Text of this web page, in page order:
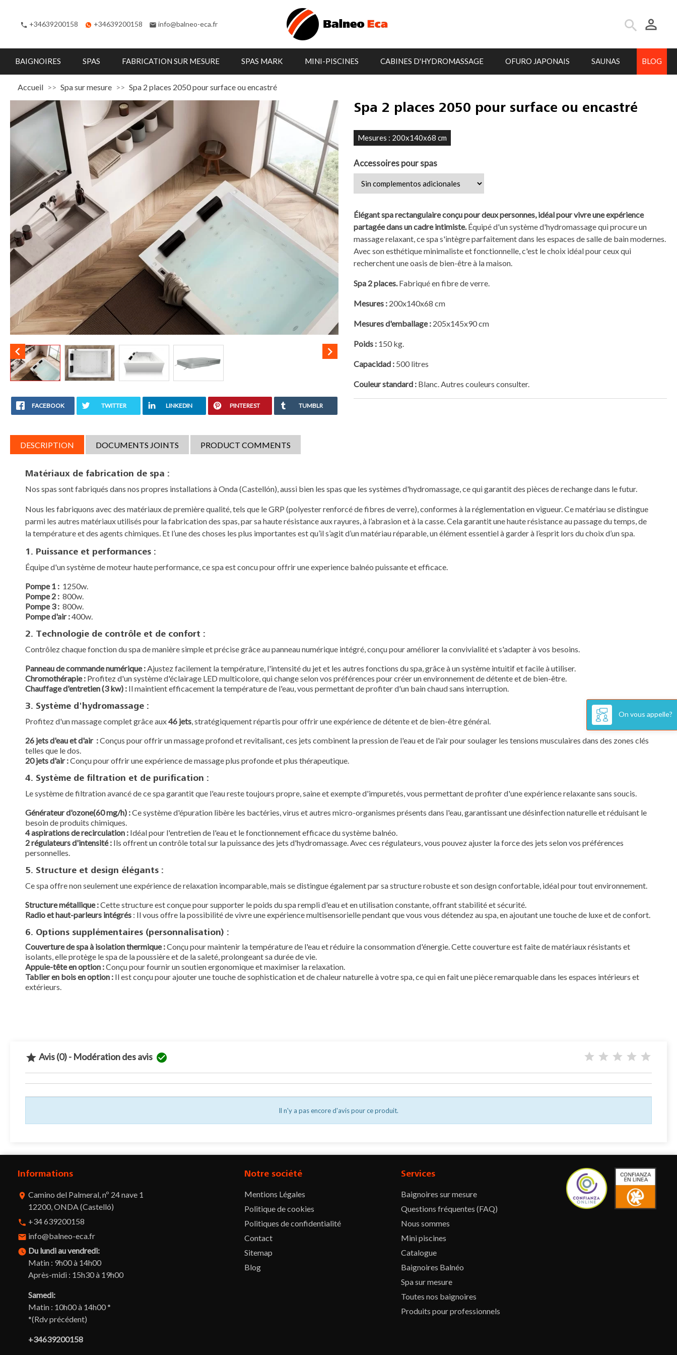
phone +34639200158 +34639200158 email info@balneo-eca.fr person_outline
search
BAIGNOIRES SPAS FABRICATION SUR MESURE SPAS MARK MINI-PISCINES CABINES D'HYDROMASSAGE OFURO JAPONAIS SAUNAS BLOG
Accueil Spa sur mesure Spa 2 places 2050 pour surface ou encastré
 
FACEBOOK TWITTER LINKEDIN PINTEREST TUMBLR
Spa 2 places 2050 pour surface ou encastré
Mesures : 200x140x68 cm
Accessoires pour spas
Élégant spa rectangulaire conçu pour deux personnes, idéal pour vivre une expérience
partagée dans un cadre intimiste.Équipé d'un système d'hydromassage qui procure un
massage relaxant, ce spa s'intègre parfaitement dans les espaces de salle de bain modernes.
Avec son esthétique minimaliste et fonctionnelle, c'est le choix idéal pour ceux qui
recherchent une oasis de bien-être à la maison.
Spa 2 places.Fabriqué en fibre de verre.
Mesures : 200x140x68 cm
Mesures d'emballage: 205x145x90 cm
Poids : 150 kg.
Capacidad : 500 litres
Couleur standard : Blanc. Autres couleurs consulter.
DESCRIPTION DOCUMENTS JOINTS PRODUCT COMMENTS
Matériaux de fabrication de spa :
Nos spas sont fabriqués dans nos propres installations à Onda (Castellón), aussi bien les spas que les systèmes d'hydromassage, ce qui garantit des pièces de rechange dans le futur.
Nous les fabriquons avec des matériaux de première qualité, tels que le GRP (polyester renforcé de fibres de verre), conformes à la réglementation en vigueur. Ce matériau se distingue
parmi les autres matériaux utilisés pour la fabrication des spas, par sa haute résistance aux rayures, à l’abrasion et à la casse. Cela garantit une haute résistance au passage du temps, de
la température et des agents chimiques. Et l’une des choses les plus importantes est qu’il s’agit d’un matériau réparable, un élément essentiel à garder à l’esprit lors du choix d’un spa.
1. Puissance et performances :
Équipe d'un système de moteur haute performance, ce spa est concu pour offrir une experience balnéo puissante et efficace.
Pompe 1 : 1250w.
Pompe 2 : 800w.
Pompe 3 : 800w.
Pompe d'air :400w.
2. Technologie de contrôle et de confort :
Contrôlez chaque fonction du spa de manière simple et précise grâce au panneau numérique intégré, conçu pour améliorer la convivialité et s'adapter à vos besoins.
Panneau de commande numérique :Ajustez facilement la température, l'intensité du jet et les autres fonctions du spa, grâce à un système intuitif et facile à utiliser.
Chromothérapie: Profitez d'un système d'éclairage LED multicolore, qui change selon vos préférences pour créer un environnement de détente et de bien-être.
Chauffage d'entretien (3 kw) : Il maintient efficacement la température de l'eau, vous permettant de profiter d'un bain chaud sans interruption.
3. Système d'hydromassage :
Profitez d'un massage complet grâce aux46 jets, stratégiquement répartis pour offrir une expérience de détente et de bien-être général.
26 jets d'eau et d'air :Conçus pour offrir un massage profond et revitalisant, ces jets combinent la pression de l'eau et de l'air pour soulager les tensions musculaires dans des zones clés
telles que le dos.
20 jets d'air :Conçu pour offrir une expérience de massage plus profonde et plus thérapeutique.
4. Système de filtration et de purification :
Le système de filtration avancé de ce spa garantit que l'eau reste toujours propre, saine et exempte d'impuretés, vous permettant de profiter d'une expérience relaxante sans soucis.
Générateur d'ozone(60 mg/h) :Ce système d'épuration libère les bactéries, virus et autres micro-organismes présents dans l'eau, garantissant une désinfection naturelle et réduisant le
besoin de produits chimiques.
4 aspirations de recirculation : Idéal pour l'entretien de l'eau et le fonctionnement efficace du système balnéo.
2 régulateurs d'intensité : Ils offrent un contrôle total sur la puissance des jets d'hydromassage. Avec ces régulateurs, vous pouvez ajuster la force des jets selon vos préférences
personnelles.
5. Structure et design élégants :
Ce spa offre non seulement une expérience de relaxation incomparable, mais se distingue également par sa structure robuste et son design confortable, idéal pour tout environnement.
Structure métallique :Cette structure est conçue pour supporter le poids du spa rempli d'eau et en utilisation constante, offrant stabilité et sécurité.
Radio et haut-parleurs intégrés : Il vous offre la possibilité de vivre une expérience multisensorielle pendant que vous vous détendez au spa, en ajoutant une touche de luxe et de confort.
6. Options supplémentaires (personnalisation) :
Couverture de spa à isolation thermique :Conçu pour maintenir la température de l'eau et réduire la consommation d'énergie. Cette couverture est faite de matériaux résistants et
isolants, elle protège le spa de la poussière et de la saleté, prolongeant sa durée de vie.
Appuie-tête en option :Conçu pour fournir un soutien ergonomique et maximiser la relaxation.
Tablier en bois en option : Il est conçu pour ajouter une touche de sophistication et de chaleur naturelle à votre spa, ce qui en fait une pièce remarquable dans les espaces intérieurs et
extérieurs.
 Avis (0) - Modération des avis 
Il n'y a pas encore d'avis pour ce produit.
Informations
room Camino del Palmeral, nº 24 nave 1
12200, ONDA (Castelló)
phone +34 639200158
email info@balneo-eca.fr
watch_later Du lundi au vendredi:
Matin : 9h00 à 14h00
Après-midi : 15h30 à 19h00
Samedi:
Matin : 10h00 à 14h00 *
*(Rdv précédent)
+34639200158
Notre société
Mentions Légales
Politique de cookies
Politiques de confidentialité
Contact
Sitemap
Blog
Services
Baignoires sur mesure
Questions fréquentes (FAQ)
Nous sommes
Mini piscines
Catalogue
Baignoires Balnéo
Spa sur mesure
Toutes nos baignoires
Produits pour professionnels
On vous appelle?